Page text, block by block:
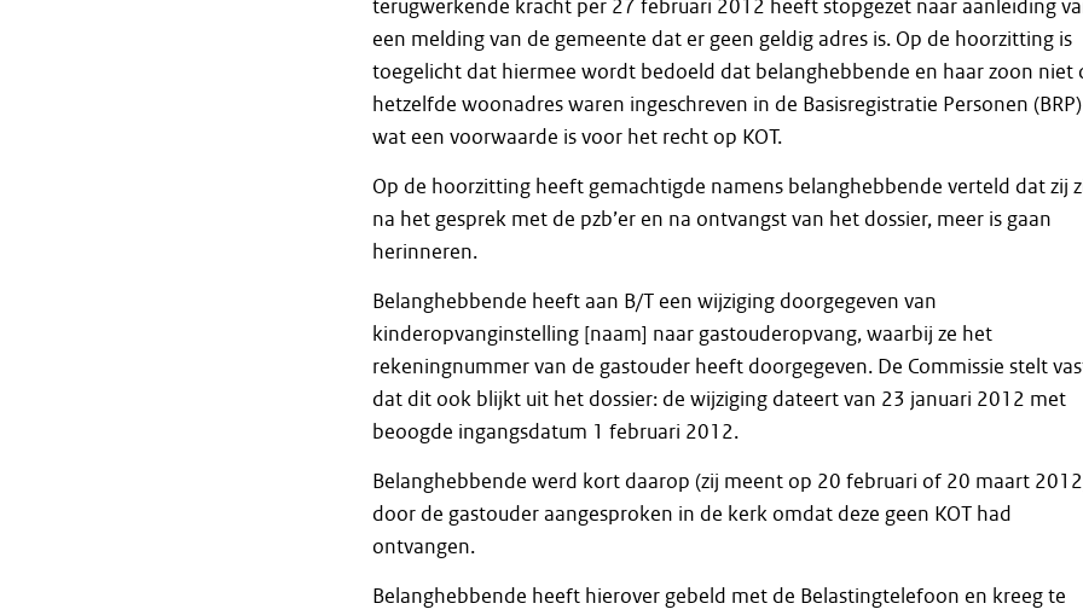
terugwerkende kracht per 27 februari 2012 heeft stopgezet naar aanleiding
een melding van de gemeente dat er geen geldig adres is. Op de hoorzitting is
toegelicht dat hiermee wordt bedoeld dat belanghebbende en haar zoon niet
hetzelfde woonadres waren ingeschreven in de Basisregistratie Personen (BRP)
wat een voorwaarde is voor het recht op KOT.
Op de hoorzitting heeft gemachtigde namens belanghebbende verteld dat zij
na het gesprek met de pzb’er en na ontvangst van het dossier, meer is gaan
herinneren.
Belanghebbende heeft aan B/T een wijziging doorgegeven van
kinderopvanginstelling [naam] naar gastouderopvang, waarbij ze het
rekeningnummer van de gastouder heeft doorgegeven. De Commissie stelt
dat dit ook blijkt uit het dossier: de wijziging dateert van 23 januari 2012 met
beoogde ingangsdatum 1 februari 2012.
Belanghebbende werd kort daarop (zij meent op 20 februari of 20 maart
door de gastouder aangesproken in de kerk omdat deze geen KOT had
ontvangen.
Belanghebbende heeft hierover gebeld met de Belastingtelefoon en kreeg te